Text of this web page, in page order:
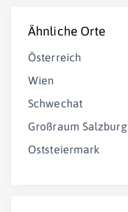
Ähnliche Orte
Österreich
Wien
Schwechat
Großraum Salzburg
Oststeiermark